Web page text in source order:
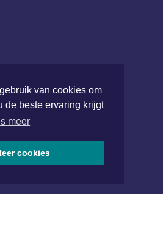
van cookies om
de beste ervaring krijgt
meer
cookies